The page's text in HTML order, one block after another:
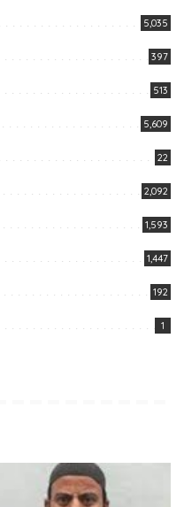
5,035
397
513
5,609
22
2,092
1,593
1,447
192
1